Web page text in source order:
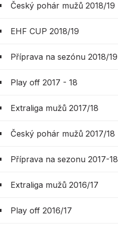
Český pohár mužů 2018/19
EHF CUP 2018/19
Příprava na sezónu 2018/19
Play off 2017 - 18
Extraliga mužů 2017/18
Český pohár mužů 2017/18
Příprava na sezonu 2017-18
Extraliga mužů 2016/17
Play off 2016/17